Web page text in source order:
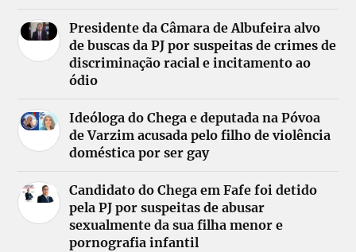
Presidente da Câmara de Albufeira alvo
de buscas da PJ por suspeitas de crimes de
discriminação racial e incitamento ao
ódio
Ideóloga do Chega e deputada na Póvoa
de Varzim acusada pelo filho de violência
doméstica por ser gay
Candidato do Chega em Fafe foi detido
pela PJ por suspeitas de abusar
sexualmente da sua filha menor e
pornografia infantil